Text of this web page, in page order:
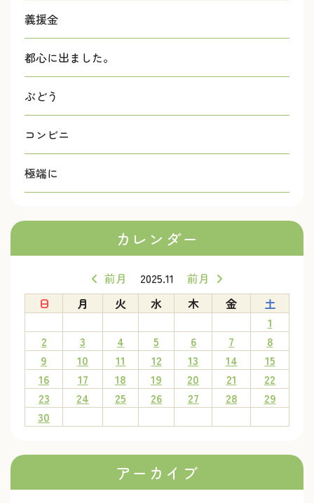
義援金
都心に出ました。
ぶどう
コンビニ
極端に
カレンダー
前月 2025.11
前月
日
月 火 水 木 金
土
1
2
3 4 5 6 7
8
9
10 11 12 13 14
15
16
17 18 19 20 21
22
23
24 25 26 27 28
29
30
アーカイブ